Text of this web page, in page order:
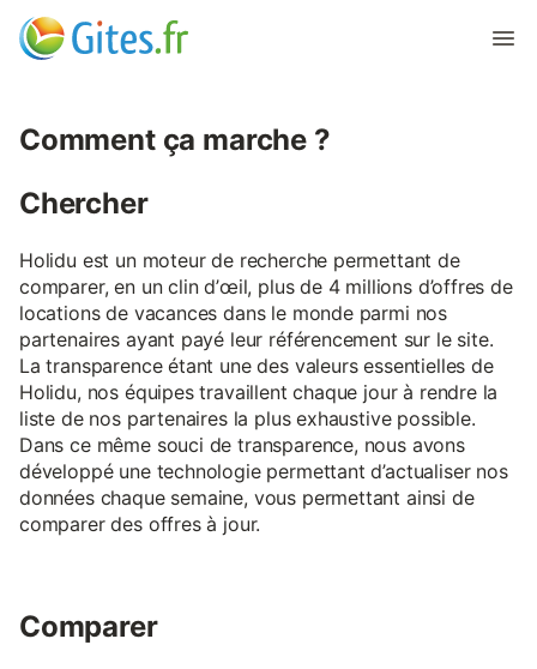
Comment ça marche ?
Chercher
Holidu est un moteur de recherche permettant de
comparer, en un clin d’œil, plus de 4 millions d’offres de
locations de vacances dans le monde parmi nos
partenaires ayant payé leur référencement sur le site.
La transparence étant une des valeurs essentielles de
Holidu, nos équipes travaillent chaque jour à rendre la
liste de nos partenaires la plus exhaustive possible.
Dans ce même souci de transparence, nous avons
développé une technologie permettant d’actualiser nos
données chaque semaine, vous permettant ainsi de
comparer des offres à jour.
Comparer